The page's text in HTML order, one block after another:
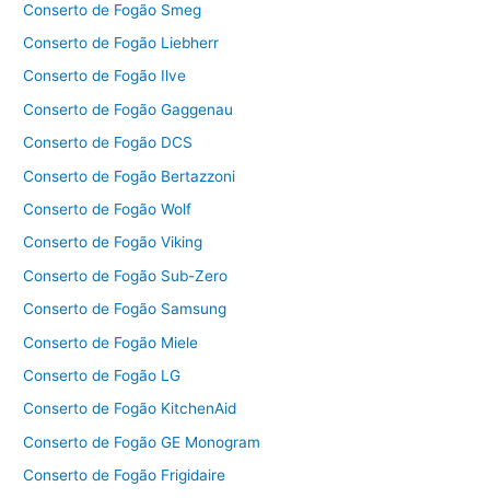
Conserto de Fogão Smeg
Conserto de Fogão Liebherr
Conserto de Fogão Ilve
Conserto de Fogão Gaggenau
Conserto de Fogão DCS
Conserto de Fogão Bertazzoni
Conserto de Fogão Wolf
Conserto de Fogão Viking
Conserto de Fogão Sub-Zero
Conserto de Fogão Samsung
Conserto de Fogão Miele
Conserto de Fogão LG
Conserto de Fogão KitchenAid
Conserto de Fogão GE Monogram
Conserto de Fogão Frigidaire